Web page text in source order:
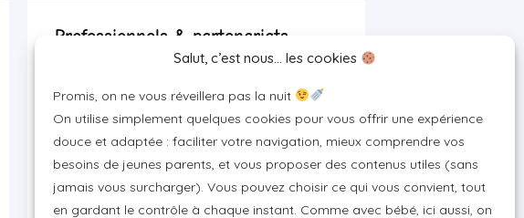
Salut, c’est nous… les cookies
Promis, on ne vous réveillera pas la nuit
On utilise simplement quelques cookies pour vous offrir une expérience
douce et adaptée : faciliter votre navigation, mieux comprendre vos
besoins de jeunes parents, et vous proposer des contenus utiles (sans
jamais vous surcharger). Vous pouvez choisir ce qui vous convient, tout
en gardant le contrôle à chaque instant. Comme avec bébé, ici aussi, on
Professionnels & partenariats
Visibilité pour votre marque
Proposer un produit ou un service